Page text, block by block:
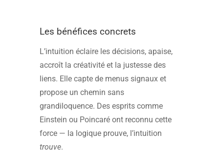
Les bénéfices concrets
L’intuition éclaire les décisions, apaise,
accroît la créativité et la justesse des
liens. Elle capte de menus signaux et
propose un chemin sans
grandiloquence. Des esprits comme
Einstein ou Poincaré ont reconnu cette
force — la logique prouve, l’intuition
trouve.